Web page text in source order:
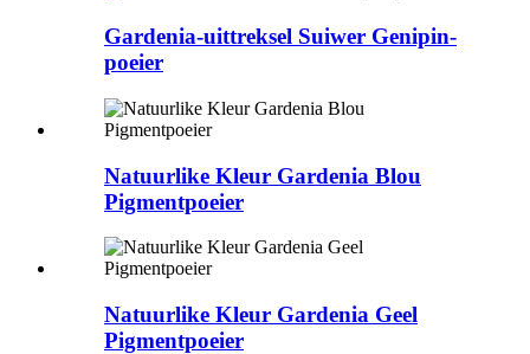
Gardenia-uittreksel Suiwer Genipin-
poeier
Natuurlike Kleur Gardenia Blou
Pigmentpoeier
Natuurlike Kleur Gardenia Geel
Pigmentpoeier